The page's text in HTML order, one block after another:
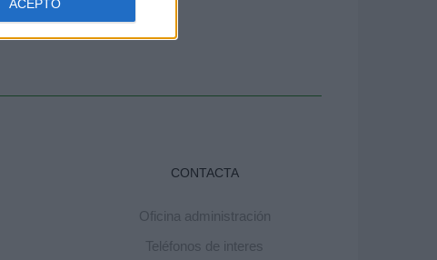
ACEPTO
CONTACTA
Oficina administración
Teléfonos de interes